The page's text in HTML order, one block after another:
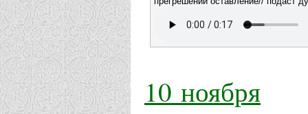
10 ноября